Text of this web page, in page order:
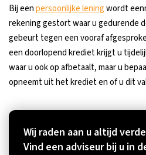
Bij eenpersoonlijke leningwordt
rekening gestort waar u gedurende
gebeurt tegen een vooraf
een doorlopend krediet krijgt u
waar u ook op afbetaalt, maar u
opneemt uit het krediet en of u dit
Wij raden aan u altijd
Vind een adviseur bij u in